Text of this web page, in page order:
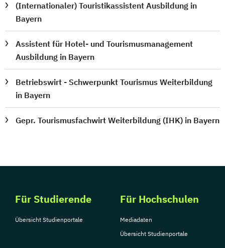
(Internationaler) Touristikassistent Ausbildung in
Bayern
Assistent für Hotel- und Tourismusmanagement
Ausbildung in Bayern
Betriebswirt - Schwerpunkt Tourismus Weiterbildung
in Bayern
Gepr. Tourismusfachwirt Weiterbildung (IHK) in Bayern
Für Studierende
Übersicht Studienportale
Für Hochschulen
Mediadaten
Übersicht Studienportale